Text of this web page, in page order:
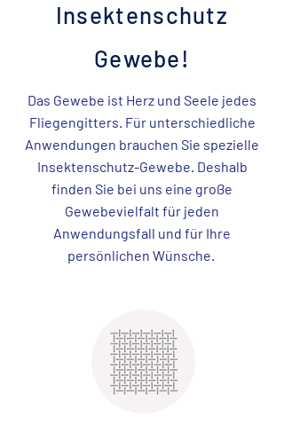
Insektenschutz
Gewebe!
Das Gewebe ist Herz und Seele jedes
Fliegengitters. Für unterschiedliche
Anwendungen brauchen Sie spezielle
Insektenschutz-Gewebe. Deshalb
finden Sie bei uns eine große
Gewebevielfalt für jeden
Anwendungsfall und für Ihre
persönlichen Wünsche.